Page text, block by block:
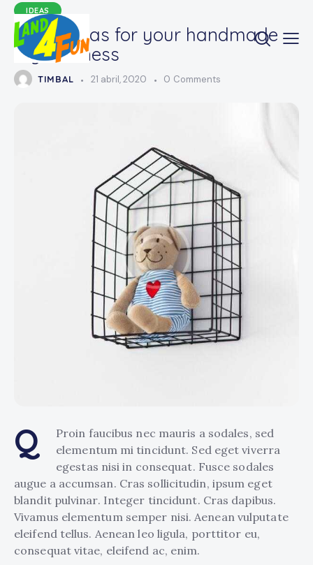
IDEAS
Fresh ideas for your handmade
toy business
TIMBAL 21 abril, 2020 0 Comments
Q
Proin faucibus nec mauris a sodales, sed
elementum mi tincidunt. Sed eget viverra
egestas nisi in consequat. Fusce sodales
augue a accumsan. Cras sollicitudin, ipsum eget
blandit pulvinar. Integer tincidunt. Cras dapibus.
Vivamus elementum semper nisi. Aenean vulputate
eleifend tellus. Aenean leo ligula, porttitor eu,
consequat vitae, eleifend ac, enim.